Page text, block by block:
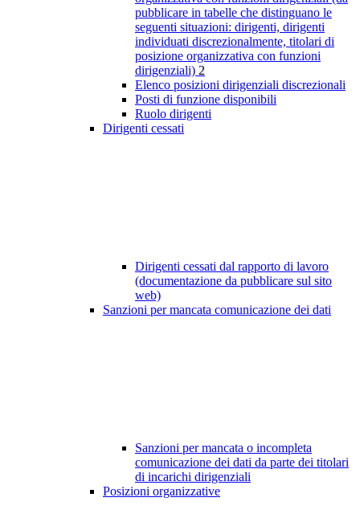
pubblicare in tabelle che distinguano le
seguenti situazioni: dirigenti, dirigenti
individuati discrezionalmente, titolari di
posizione organizzativa con funzioni
dirigenziali) 2
Elenco posizioni dirigenziali discrezionali
Posti di funzione disponibili
Ruolo dirigenti
Dirigenti cessati
Dirigenti cessati dal rapporto di lavoro
(documentazione da pubblicare sul sito
web)
Sanzioni per mancata comunicazione dei dati
Sanzioni per mancata o incompleta
comunicazione dei dati da parte dei titolari
di incarichi dirigenziali
Posizioni organizzative